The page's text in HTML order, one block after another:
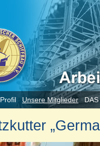
Unsere Mitglieder